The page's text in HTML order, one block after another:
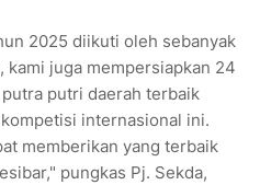
2025 diikuti oleh sebanyak
kami juga mempersiapkan 24
putri daerah terbaik
internasional ini.
memberikan yang terbaik
pungkas Pj. Sekda,